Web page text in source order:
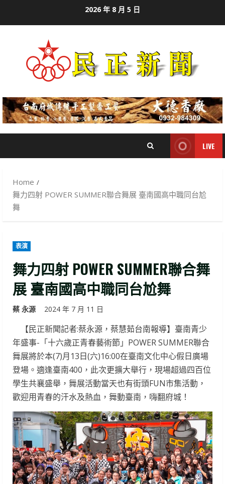
2026 年 8 月 5 日
LIVE
Home
舞力四射 POWER SUMMER聯合舞展 臺南國高中職同台尬
舞
表演
舞力四射 POWER SUMMER聯合舞
展 臺南國高中職同台尬舞
蔡 永源 2024 年 7 月 11 日
【民正新聞記者:蔡永源，蔡慧茹台南報導】臺南青少
年盛事-「十六歲正青春藝術節」POWER SUMMER聯合
舞展將於本(7)月13日(六)16:00在臺南文化中心假日廣場
登場。適逢臺南400，此次更擴大舉行，現場超過四百位
學生共襄盛舉，舞展活動當天也有街頭FUN市集活動，
歡迎用青春的汗水及熱血，舞動臺南，嗨翻府城！